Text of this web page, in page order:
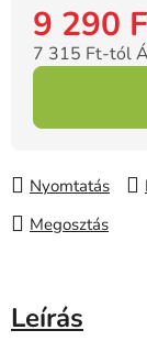
9 290
7 315 Ft-tól
Egységár:
Nyomtatás
Megosztás
Leírás